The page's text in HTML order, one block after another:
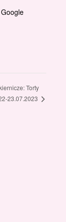
Torty
23.07.2023